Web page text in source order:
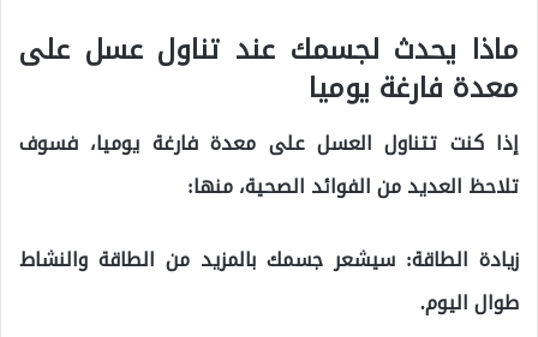
ماذا يحدث لجسمك عند تناول عسل على
معدة فارغة يوميا
إذا كنت تتناول العسل على معدة فارغة يوميا، فسوف
تلاحظ العديد من الفوائد الصحية، منها:
زيادة الطاقة: سيشعر جسمك بالمزيد من الطاقة والنشاط
طوال اليوم.